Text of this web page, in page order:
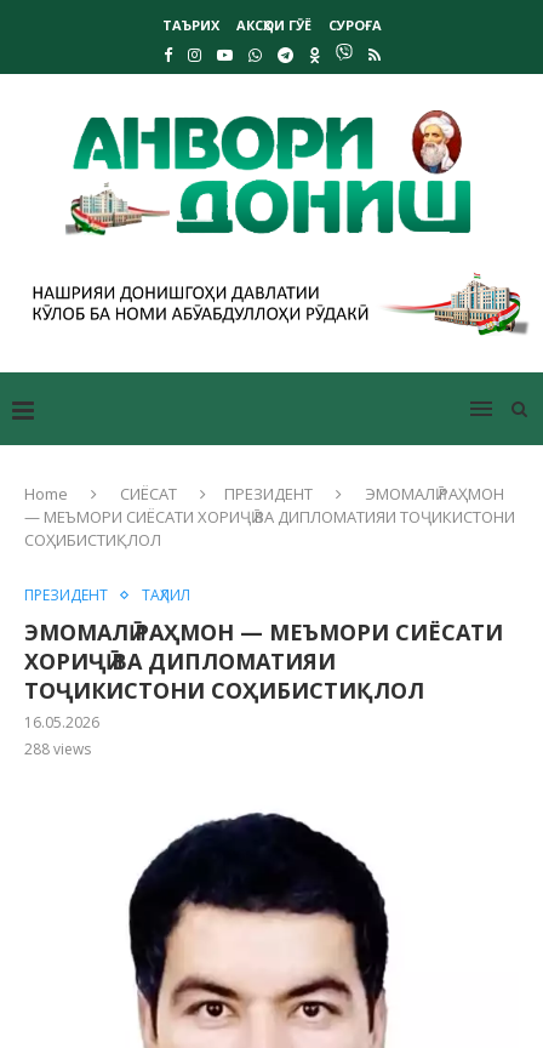
ТАЪРИХ АКСҲОИ ГӮЁ СУРОҒА
Home СИЁСАТ ПРЕЗИДЕНТ
ЭМОМАЛӢ РАҲМОН
— МЕЪМОРИ СИЁСАТИ ХОРИҶӢ ВА ДИПЛОМАТИЯИ ТОҶИКИСТОНИ
СОҲИБИСТИҚЛОЛ
ПРЕЗИДЕНТ ТАҲЛИЛ
ЭМОМАЛӢ РАҲМОН — МЕЪМОРИ СИЁСАТИ
ХОРИҶӢ ВА ДИПЛОМАТИЯИ
ТОҶИКИСТОНИ СОҲИБИСТИҚЛОЛ
16.05.2026
288views